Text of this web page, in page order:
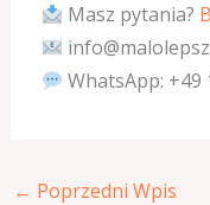
Masz pytania?
WhatsApp: +49
← Poprzedni Wpis